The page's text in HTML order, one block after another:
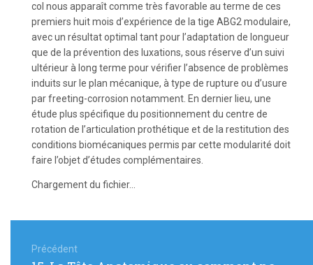
col nous apparaît comme très favorable au terme de ces
premiers huit mois d’expérience de la tige ABG2 modulaire,
avec un résultat optimal tant pour l’adaptation de longueur
que de la prévention des luxations, sous réserve d’un suivi
ultérieur à long terme pour vérifier l’absence de problèmes
induits sur le plan mécanique, à type de rupture ou d’usure
par freeting-corrosion notamment. En dernier lieu, une
étude plus spécifique du positionnement du centre de
rotation de l’articulation prothétique et de la restitution des
conditions biomécaniques permis par cette modularité doit
faire l’objet d’études complémentaires.
Chargement du fichier...
dePrécédent